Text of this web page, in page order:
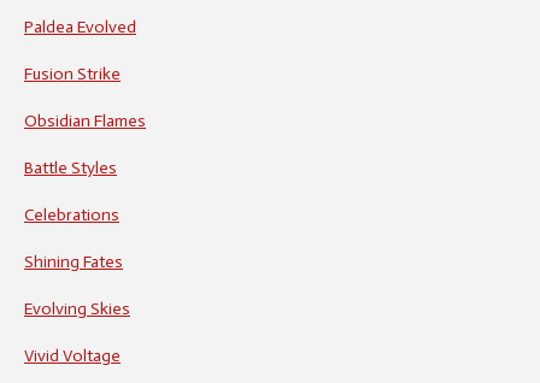
Paldea Evolved
Fusion Strike
Obsidian Flames
Battle Styles
Celebrations
Shining Fates
Evolving Skies
Vivid Voltage